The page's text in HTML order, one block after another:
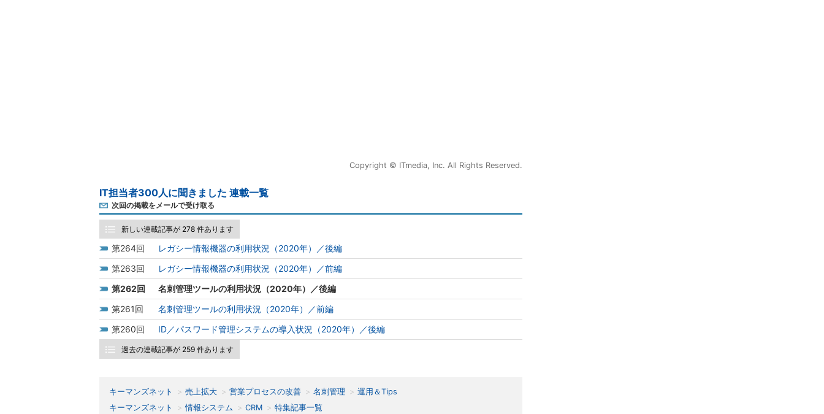
Copyright © ITmedia, Inc. All Rights Reserved.
IT担当者300人に聞きました 連載一覧
次回の掲載をメールで受け取る
新しい連載記事が 278 件あります
264
レガシー情報機器の利用状況（2020年）／後編
263
レガシー情報機器の利用状況（2020年）／前編
262
名刺管理ツールの利用状況（2020年）／後編
261
名刺管理ツールの利用状況（2020年）／前編
260
ID／パスワード管理システムの導入状況（2020年）／後編
過去の連載記事が 259 件あります
キーマンズネット 売上拡大 営業プロセスの改善 名刺管理
運用＆Tips
キーマンズネット
情報システム CRM 特集記事一覧